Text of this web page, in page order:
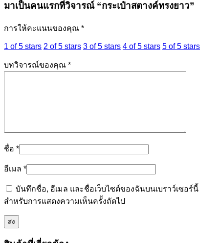
มาเป็นคนแรกที่วิจารณ์ “กระเป๋าสตางค์ทรงยาว”
การให้คะแนนของคุณ *
1 of 5 stars 2 of 5 stars 3 of 5 stars 4 of 5 stars 5 of 5 stars
บทวิจารณ์ของคุณ *
ชื่อ *
อีเมล *
บันทึกชื่อ, อีเมล และชื่อเว็บไซต์ของฉันบนเบราว์เซอร์นี้
สำหรับการแสดงความเห็นครั้งถัดไป